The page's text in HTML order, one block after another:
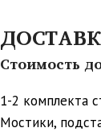
Стоимость
1-2 комплекта
Мостики,